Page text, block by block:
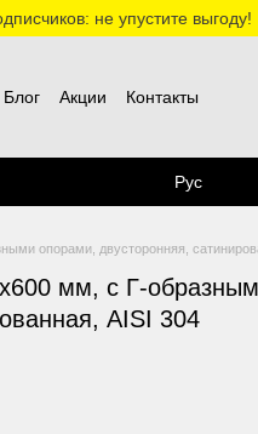
не упустите выгоду!
Блог Акции Контакты
Рус
опорами, двусторонняя,
мм, с Г-
AISI 304